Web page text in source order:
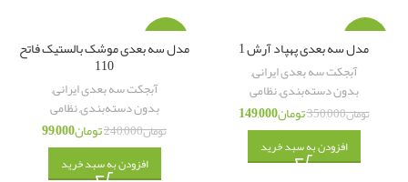
-57%
مدل سه بعدی پهپاد آرش 1
آبجکت سه بعدی ایرانی,
بدون دسته‌بندی,نظامی
تومان350,000تومان149,000
افزودن به سبد خرید
-59%
مدل سه بعدی موشک بالستیک فاتح
110
آبجکت سه بعدی ایرانی,
بدون دسته‌بندی,نظامی
تومان240,000تومان99,000
افزودن به سبد خرید